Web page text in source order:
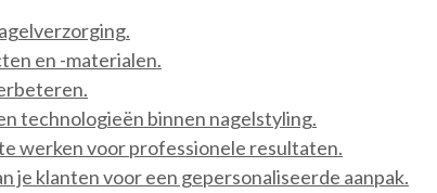
en -materialen.
technologieën binnen nagelstyling.
werken voor professionele resultaten.
je klanten voor een gepersonaliseerde aanpak.